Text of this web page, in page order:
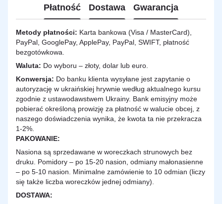
Płatność Dostawa Gwarancja
Metody płatności: Karta bankowa (Visa / MasterCard),
PayPal, GooglePay, ApplePay, PayPal, SWIFT, płatność
bezgotówkowa.
Waluta: Do wyboru – złoty, dolar lub euro.
Konwersja: Do banku klienta wysyłane jest zapytanie o
autoryzację w ukraińskiej hrywnie według aktualnego kursu
zgodnie z ustawodawstwem Ukrainy. Bank emisyjny może
pobierać określoną prowizję za płatność w walucie obcej, z
naszego doświadczenia wynika, że kwota ta nie przekracza
1-2%.
PAKOWANIE:
Nasiona są sprzedawane w woreczkach strunowych bez
druku. Pomidory – po 15-20 nasion, odmiany małonasienne
– po 5-10 nasion. Minimalne zamówienie to 10 odmian (liczy
się także liczba woreczków jednej odmiany).
DOSTAWA: